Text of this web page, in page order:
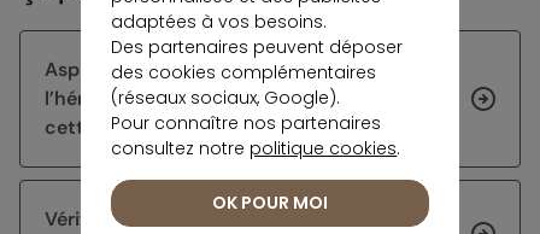
Aspa : le mécanisme de récupération sur
l’héritage prive des milliers de seniors de
cette aide
Vérifier l’éligibilité à la pension de réversion
adaptées à vos besoins.
Des partenaires peuvent déposer
des cookies complémentaires
(réseaux sociaux, Google).
Pour connaître nos partenaires
consultez notre politique cookies.
OK POUR MOI